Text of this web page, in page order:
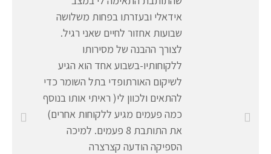
אידאלי ובעזרתו בפחות משלושה
שבועות אחזור לחיים שאני רגיל.
לצורך ההבנה של מסירותו
ללקוחותיו-בשבוע אחד הוא הגיע
לשיקום האורתופדי בתל השומר כדי
להתאים ולכוון לי( ראיתי אותו בנוסף
כמה פעמים מגיע ללקוחות אחרים)
את התותבת 8 פעמים. למיכה
הספיקה הודעה קצרצרה